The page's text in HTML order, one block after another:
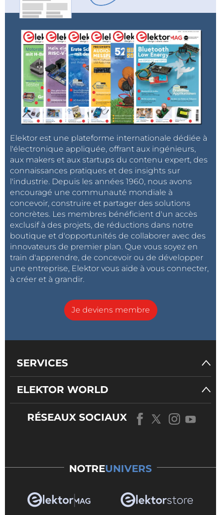
Elektor est une plateforme internationale dédiée à
l'électronique appliquée, offrant aux ingénieurs,
aux makers et aux startups du contenu expert, des
connaissances pratiques et des insights sur
l'industrie. Depuis les années 1960, nous avons
encouragé une communauté mondiale à
concevoir, construire et partager des solutions
concrètes. Les membres bénéficient d'un accès
exclusif à des projets, de réductions dans notre
boutique et d'opportunités de collaborer avec des
innovateurs de premier plan. Que vous soyez en
train d'apprendre, de concevoir ou de développer
une entreprise, Elektor vous aide à vous connecter,
à créer et à grandir.
Je deviens membre
SERVICES
ELEKTOR WORLD
RÉSEAUX SOCIAUX
NOTREUNIVERS